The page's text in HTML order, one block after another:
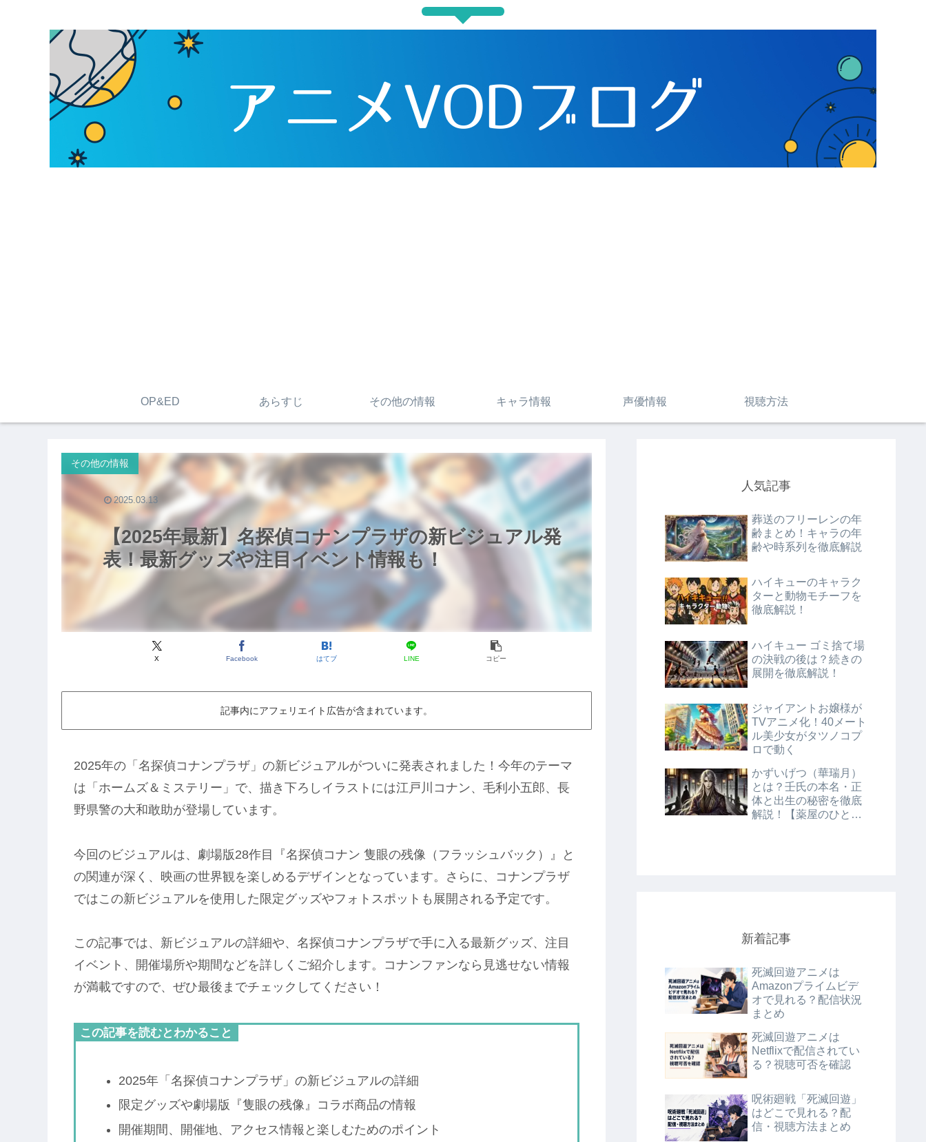
OP&ED あらすじ その他の情報 キャラ情報 声優情報 視聴方法
【2025年最新】名探偵コナンプラザの新ビジュアル発
表！最新グッズや注目イベント情報も！
その他の情報
X Facebook はてブ LINE コピー
2025.03.13
記事内にアフェリエイト広告が含まれています。
2025年の「名探偵コナンプラザ」の新ビジュアルがついに発表されました！今年のテーマ
は「ホームズ＆ミステリー」で、描き下ろしイラストには江戸川コナン、毛利小五郎、長
野県警の大和敢助が登場しています。
今回のビジュアルは、劇場版28作目『名探偵コナン 隻眼の残像（フラッシュバック）』と
の関連が深く、映画の世界観を楽しめるデザインとなっています。さらに、コナンプラザ
ではこの新ビジュアルを使用した限定グッズやフォトスポットも展開される予定です。
この記事では、新ビジュアルの詳細や、名探偵コナンプラザで手に入る最新グッズ、注目
イベント、開催場所や期間などを詳しくご紹介します。コナンファンなら見逃せない情報
が満載ですので、ぜひ最後までチェックしてください！
この記事を読むとわかること
2025年「名探偵コナンプラザ」の新ビジュアルの詳細
限定グッズや劇場版『隻眼の残像』コラボ商品の情報
開催期間、開催地、アクセス情報と楽しむためのポイント
人気記事
葬送のフリーレンの年
齢まとめ！キャラの年
齢や時系列を徹底解説
ハイキューのキャラク
ターと動物モチーフを
徹底解説！
ハイキュー ゴミ捨て場
の決戦の後は？続きの
展開を徹底解説！
ジャイアントお嬢様が
TVアニメ化！40メート
ル美少女がタツノコプ
ロで動く
かずいげつ（華瑞月）
とは？壬氏の本名・正
体と出生の秘密を徹底
解説！【薬屋のひとり
新着記事
死滅回遊アニメは
Amazonプライムビデ
オで見れる？配信状況
まとめ
死滅回遊アニメは
Netflixで配信されてい
る？視聴可否を確認
呪術廻戦「死滅回遊」
はどこで見れる？配
信・視聴方法まとめ